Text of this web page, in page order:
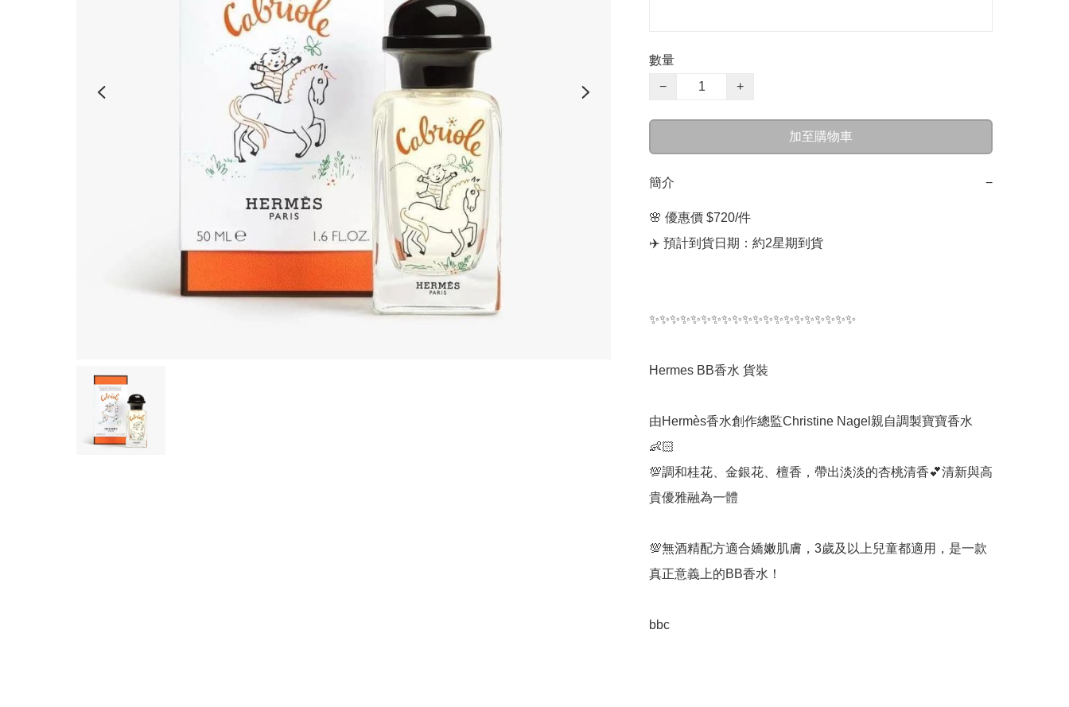
數量
−
+
加至購物車
簡介 −
🌸 優惠價 $720/件
✈️ 預計到貨日期：約2星期到貨
✨✨✨✨✨✨✨✨✨✨✨✨✨✨✨✨✨✨✨✨
Hermes BB香水 貨裝
由Hermès香水創作總監Christine Nagel親自調製寶寶香水
👶🏻
💯調和桂花、金銀花、檀香，帶出淡淡的杏桃清香💕清新與高
貴優雅融為一體
💯無酒精配方適合嬌嫩肌膚，3歲及以上兒童都適用，是一款
真正意義上的BB香水！
bbc